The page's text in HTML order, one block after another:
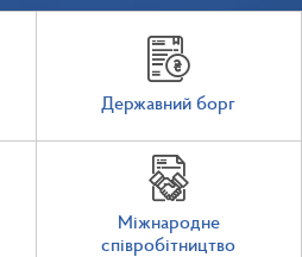
Державний борг
Міжнародне
співробітництво